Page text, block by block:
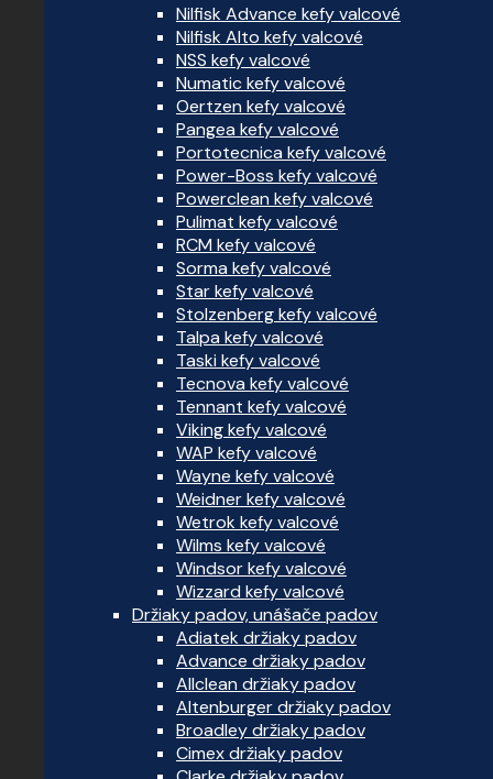
Nilfisk Advance kefy valcové
Nilfisk Alto kefy valcové
NSS kefy valcové
Numatic kefy valcové
Oertzen kefy valcové
Pangea kefy valcové
Portotecnica kefy valcové
Power-Boss kefy valcové
Powerclean kefy valcové
Pulimat kefy valcové
RCM kefy valcové
Sorma kefy valcové
Star kefy valcové
Stolzenberg kefy valcové
Talpa kefy valcové
Taski kefy valcové
Tecnova kefy valcové
Tennant kefy valcové
Viking kefy valcové
WAP kefy valcové
Wayne kefy valcové
Weidner kefy valcové
Wetrok kefy valcové
Wilms kefy valcové
Windsor kefy valcové
Wizzard kefy valcové
Držiaky padov, unášače padov
Adiatek držiaky padov
Advance držiaky padov
Allclean držiaky padov
Altenburger držiaky padov
Broadley držiaky padov
Cimex držiaky padov